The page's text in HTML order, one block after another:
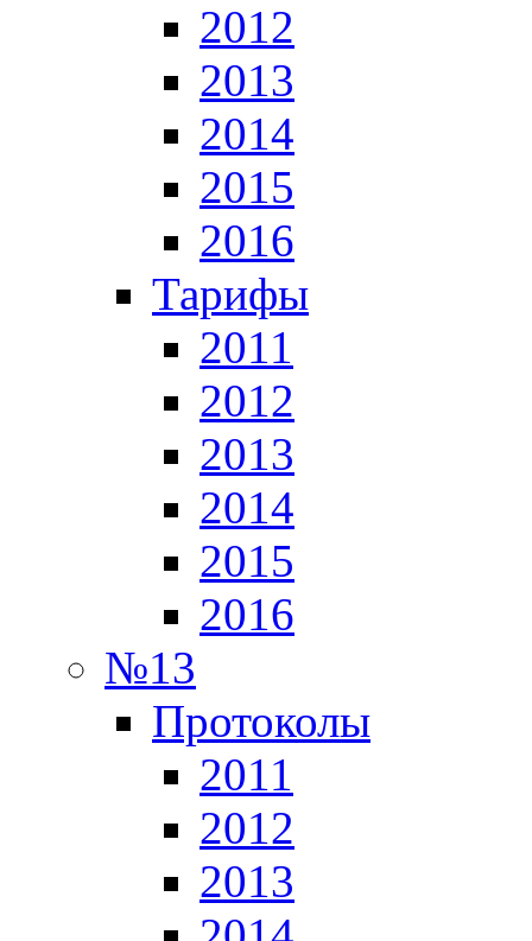
2012
2013
2014
2015
2016
Тарифы
2011
2012
2013
2014
2015
2016
№13
Протоколы
2011
2012
2013